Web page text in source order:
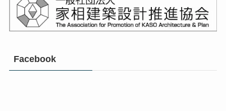
Facebook